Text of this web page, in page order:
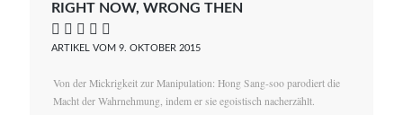
RIGHT NOW, WRONG THEN
    
ARTIKEL VOM 9. OKTOBER 2015
Von der Mickrigkeit zur Manipulation: Hong Sang-soo parodiert die
Macht der Wahrnehmung, indem er sie egoistisch nacherzählt.